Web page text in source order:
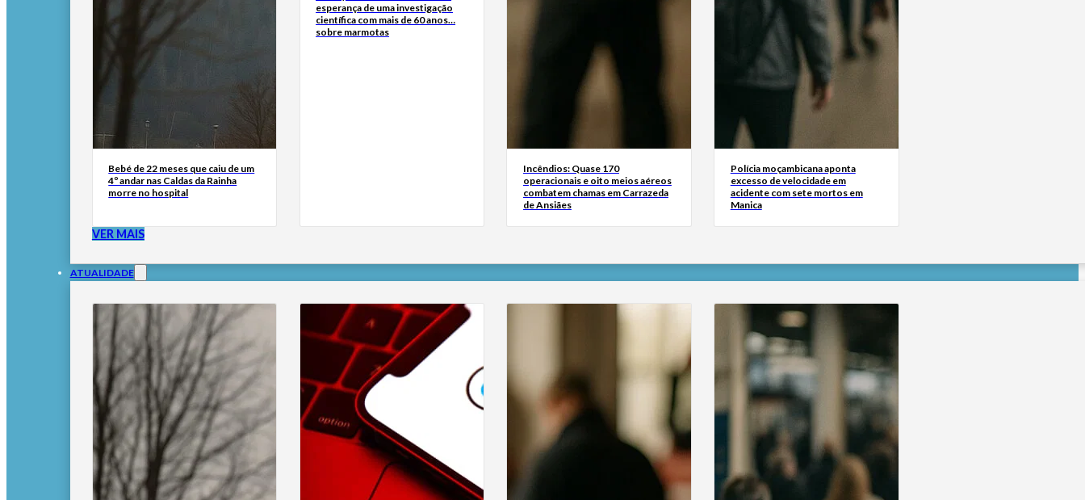
Bebé de 22 meses que caiu de um
4º andar nas Caldas da Rainha
morre no hospital
esperança de uma investigação
científica com mais de 60 anos…
sobre marmotas
Incêndios: Quase 170
operacionais e oito meios aéreos
combatem chamas em Carrazeda
de Ansiães
Polícia moçambicana aponta
excesso de velocidade em
acidente com sete mortos em
Manica
VER MAIS
ATUALIDADE